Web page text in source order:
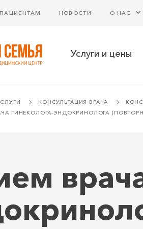
ПАЦИЕНТАМ НОВОСТИ О НАС
Услуги и цены
КОНСУЛЬТАЦИЯ ВРАЧА
ГИНЕКОЛОГА-ЭНДОКРИНОЛОГА